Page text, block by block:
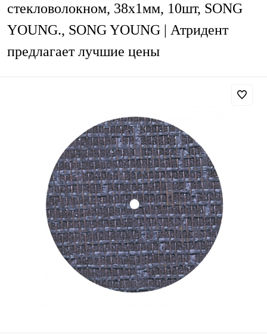
стекловолокном, 38х1мм, 10шт, SONG
YOUNG., SONG YOUNG | Атридент
предлагает лучшие цены